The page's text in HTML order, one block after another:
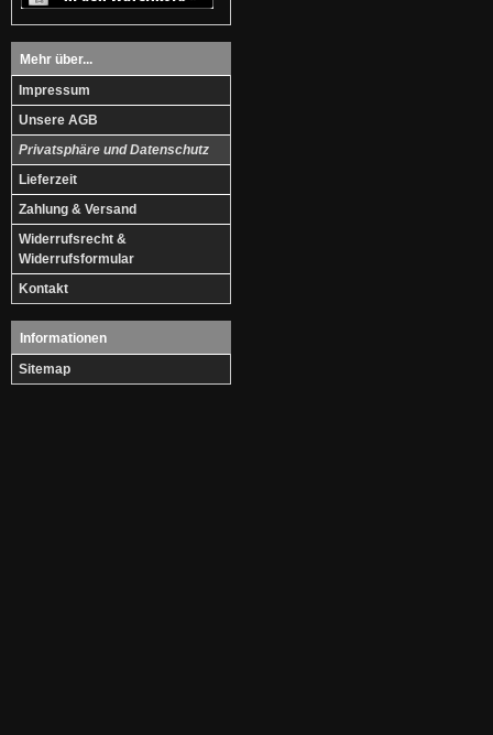
Mehr über...
Impressum
Unsere AGB
Privatsphäre und Datenschutz
Lieferzeit
Zahlung & Versand
Widerrufsrecht &
Widerrufsformular
Kontakt
Informationen
Sitemap